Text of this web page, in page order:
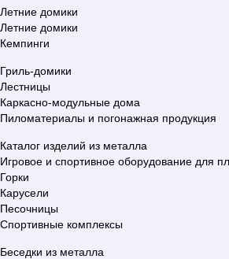
Летние домики
Летние домики
Кемпинги
Гриль-домики
Лестницы
Каркасно-модульные дома
Пиломатериалы и погонажная продукция
Каталог изделий из металла
Игровое и спортивное оборудование для
Горки
Карусели
Песочницы
Спортивные комплексы
Беседки из металла